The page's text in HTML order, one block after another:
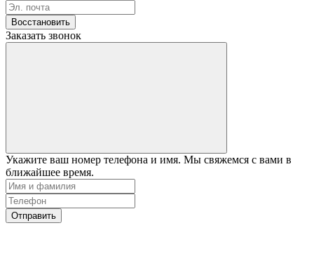
Восстановить
Заказать звонок
Укажите ваш номер телефона и имя. Мы свяжемся с вами в
ближайшее время.
Отправить